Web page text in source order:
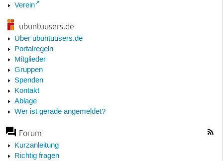
Verein
ubuntuusers.de
Über ubuntuusers.de
Portalregeln
Mitglieder
Gruppen
Spenden
Kontakt
Ablage
Wer ist gerade angemeldet?
Forum
Kurzanleitung
Richtig fragen